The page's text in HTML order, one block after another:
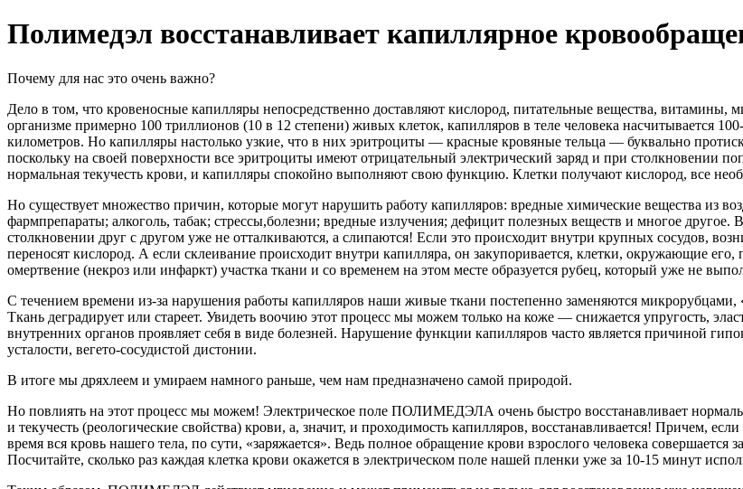
Полимедэл восстанавливает капиллярное
Почему для нас это очень важно?
Дело в том, что кровеносные капилляры непосредственно доставляют кислород, питательные вещества,
организме примерно 100 триллионов (10 в 12 степени) живых клеток, капилляров в теле человека насчитывается
километров. Но капилляры настолько узкие, что в них эритроциты — красные кровяные тельца — буквально
поскольку на своей поверхности все эритроциты имеют отрицательный электрический заряд и при столкновении
нормальная текучесть крови, и капилляры спокойно выполняют свою функцию. Клетки получают кислород, все
Но существует множество причин, которые могут нарушить работу капилляров: вредные химические вещества из
фармпрепараты; алкоголь, табак; стрессы,болезни; вредные излучения; дефицит полезных веществ и многое другое.
столкновении друг с другом уже не отталкиваются, а слипаются! Если это происходит внутри крупных сосудов,
переносят кислород. А если склеивание происходит внутри капилляра, он закупоривается, клетки, окружающие
омертвение (некроз или инфаркт) участка ткани и со временем на этом месте образуется рубец, который уже не
С течением времени из-за нарушения работы капилляров наши живые ткани постепенно заменяются
Ткань деградирует или стареет. Увидеть воочию этот процесс мы можем только на коже — снижается упругость,
внутренних органов проявляет себя в виде болезней. Нарушение функции капилляров часто является причиной
усталости, вегето-сосудистой дистонии.
В итоге мы дряхлеем и умираем намного раньше, чем нам предназначено самой природой.
Но повлиять на этот процесс мы можем! Электрическое поле ПОЛИМЕДЭЛА очень быстро восстанавливает
и текучесть (реологические свойства) крови, а, значит, и проходимость капилляров, восстанавливается! Причем,
время вся кровь нашего тела, по сути, «заряжается». Ведь полное обращение крови взрослого человека
Посчитайте, сколько раз каждая клетка крови окажется в электрическом поле нашей пленки уже за 10-15 минут